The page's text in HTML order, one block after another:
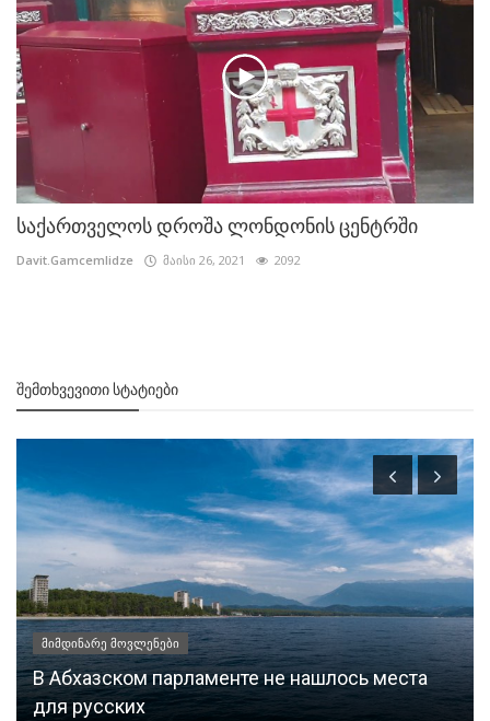
საქართველოს დროშა ლონდონის ცენტრში
Davit.Gamcemlidze მაისი 26, 2021 2092
ᲨᲔᲛᲗᲮᲕᲔᲕᲘᲗᲘ ᲡᲢᲐᲢᲘᲔᲑᲘ
მიმდინარე მოვლენები
В Абхазском парламенте не нашлось места
для русских